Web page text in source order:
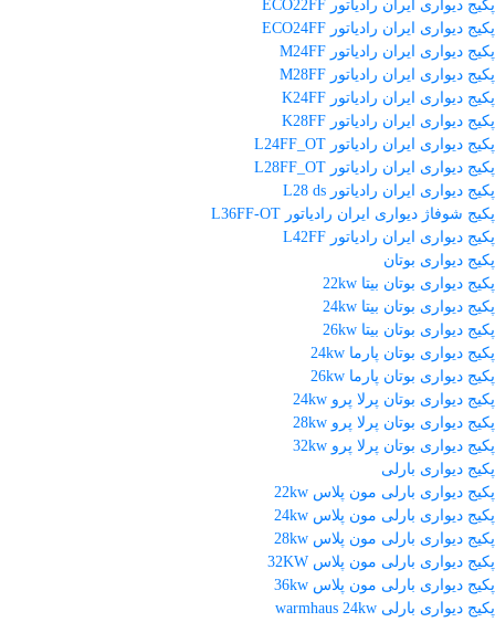
پکیج دیواری ایران رادیاتور ECO22FF
پکیج دیواری ایران رادیاتور ECO24FF
پکیج دیواری ایران رادیاتور M24FF
پکیج دیواری ایران رادیاتور M28FF
پکیج دیواری ایران رادیاتور K24FF
پکیج دیواری ایران رادیاتور K28FF
پکیج دیواری ایران رادیاتور L24FF_OT
پکیج دیواری ایران رادیاتور L28FF_OT
پکیج دیواری ایران رادیاتور L28 ds
پکیج شوفاژ دیواری ایران رادیاتور L36FF-OT
پکیج دیواری ایران رادیاتور L42FF
پکیج دیواری بوتان
پکیج دیواری بوتان بیتا 22kw
پکیج دیواری بوتان بیتا 24kw
پکیج دیواری بوتان بیتا 26kw
پکیج دیواری بوتان پارما 24kw
پکیج دیواری بوتان پارما 26kw
پکیج دیواری بوتان پرلا پرو 24kw
پکیج دیواری بوتان پرلا پرو 28kw
پکیج دیواری بوتان پرلا پرو 32kw
پکیج دیواری بارلی
پکیج دیواری بارلی مون پلاس 22kw
پکیج دیواری بارلی مون پلاس 24kw
پکیج دیواری بارلی مون پلاس 28kw
پکیج دیواری بارلی مون پلاس 32KW
پکیج دیواری بارلی مون پلاس 36kw
پکیج دیواری بارلی warmhaus 24kw